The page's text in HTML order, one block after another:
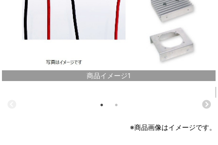
商品イメージ1
※商品画像はイメージです。